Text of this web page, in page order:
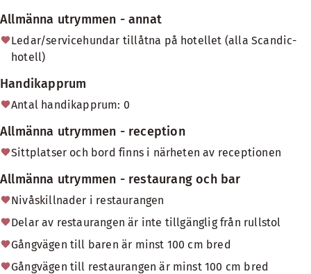
Allmänna utrymmen - annat
Ledar/servicehundar tillåtna på hotellet (alla Scandic-
hotell)
Handikapprum
Antal handikapprum: 0
Allmänna utrymmen - reception
Sittplatser och bord finns i närheten av receptionen
Allmänna utrymmen - restaurang och bar
Nivåskillnader i restaurangen
Delar av restaurangen är inte tillgänglig från rullstol
Gångvägen till baren är minst 100 cm bred
Gångvägen till restaurangen är minst 100 cm bred